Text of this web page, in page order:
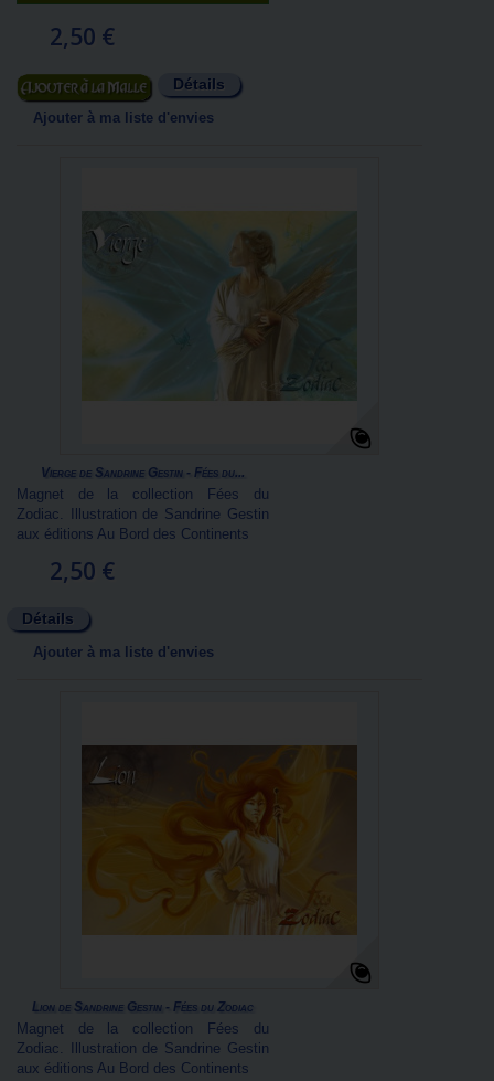
2,50 €
Ajouter au panier Détails
Ajouter à ma liste d'envies
Vierge de Sandrine Gestin - Fées du...
Magnet de la collection Fées du
Zodiac. Illustration de Sandrine Gestin
aux éditions Au Bord des Continents
2,50 €
Détails
Ajouter à ma liste d'envies
Lion de Sandrine Gestin - Fées du Zodiac
Magnet de la collection Fées du
Zodiac. Illustration de Sandrine Gestin
aux éditions Au Bord des Continents